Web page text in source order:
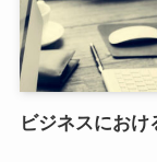
ビジネスにお